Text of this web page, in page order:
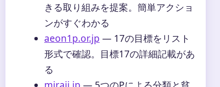
きる取り組みを提案。簡単アクショ
ンがすぐわかる
aeon1p.or.jp ― 17の目標をリスト
形式で確認。目標17の詳細記載があ
る